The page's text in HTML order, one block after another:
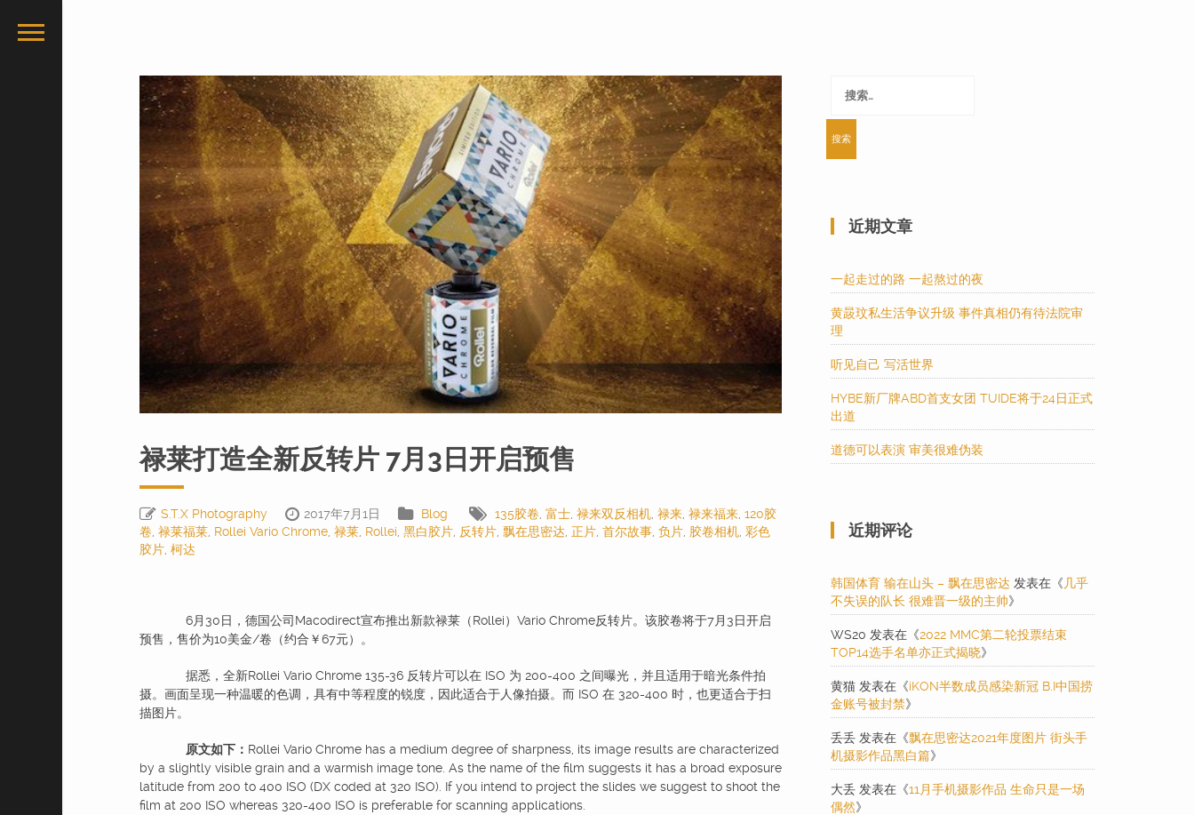
禄莱打造全新反转片 7月3日开启预售
S.T.X Photography 2017年7月1日 Blog 135胶卷 富士 禄来双反相机 禄来 禄来福来 120胶
卷 禄莱福莱 Rollei Vario Chrome 禄莱 Rollei 黑白胶片 反转片 飘在思密达 正片 首尔故事 负片 胶卷相机 彩色
胶片 柯达
6月30日，德国公司Macodirect宣布推出新款禄莱（Rollei）Vario Chrome反转片。该胶卷将于7月3日开启
预售，售价为10美金/卷（约合￥67元）。
据悉，全新Rollei Vario Chrome 135-36 反转片可以在 ISO 为 200-400 之间曝光，并且适用于暗光条件拍
摄。画面呈现一种温暖的色调，具有中等程度的锐度，因此适合于人像拍摄。而 ISO 在 320-400 时，也更适合于扫
描图片。
原文如下： Rollei Vario Chrome has a medium degree of sharpness, its image results are characterized
by a slightly visible grain and a warmish image tone. As the name of the film suggests it has a broad exposure
latitude from 200 to 400 ISO (DX coded at 320 ISO). If you intend to project the slides we suggest to shoot the
film at 200 ISO whereas 320-400 ISO is preferable for scanning applications.
索：
近期文章
一起走过的路 一起熬过的夜
黄晸玟私生活争议升级 事件真相仍有待法院审
理
听见自己 写活世界
HYBE新厂牌ABD首支女团 TUIDE将于24日正式
出道
道德可以表演 审美很难伪装
近期评论
韩国体育 输在山头 – 飘在思密达 发表在《 几乎
不失误的队长 很难晋一级的主帅》
WS20 发表在《2022 MMC第二轮投票结束
TOP14选手名单亦正式揭晓》
黄猫 发表在《iKON半数成员感染新冠 B.I中国捞
金账号被封禁》
丢丢 发表在《飘在思密达2021年度图片 街头手
机摄影作品黑白篇》
大丢 发表在《11月手机摄影作品 生命只是一场
偶然》